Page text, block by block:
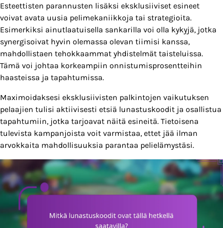
Esteettisten parannusten lisäksi eksklusiiviset esineet
voivat avata uusia pelimekaniikkoja tai strategioita.
Esimerkiksi ainutlaatuisella sankarilla voi olla kykyjä, jotka
synergisoivat hyvin olemassa olevan tiimisi kanssa,
mahdollistaen tehokkaammat yhdistelmät taisteluissa.
Tämä voi johtaa korkeampiin onnistumisprosentteihin
haasteissa ja tapahtumissa.
Maximoidaksesi eksklusiivisten palkintojen vaikutuksen
pelaajien tulisi aktiivisesti etsiä lunastuskoodit ja osallistua
tapahtumiin, jotka tarjoavat näitä esineitä. Tietoisena
tulevista kampanjoista voit varmistaa, ettet jää ilman
arvokkaita mahdollisuuksia parantaa pelielämystäsi.